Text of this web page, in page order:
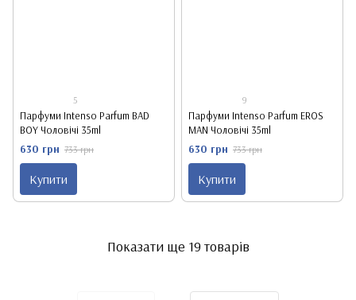
5
Парфуми Intenso Parfum BAD
BOY Чоловічі 35ml
630 грн 733 грн
Купити
9
Парфуми Intenso Parfum EROS
MAN Чоловічі 35ml
630 грн 733 грн
Купити
Показати ще 19 товарів